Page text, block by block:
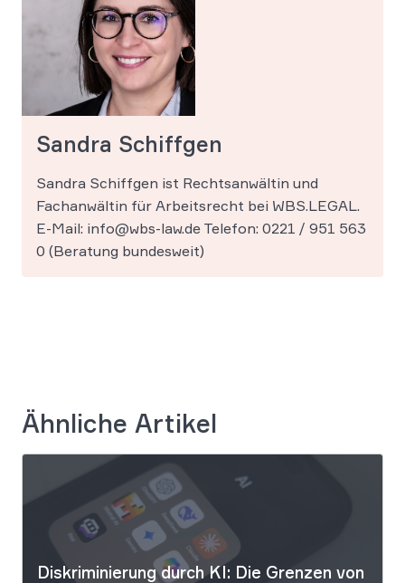
Sandra Schiffgen
Sandra Schiffgen ist Rechtsanwältin und
Fachanwältin für Arbeitsrecht bei WBS.LEGAL.
E-Mail: info@wbs-law.de Telefon: 0221 / 951 563
0 (Beratung bundesweit)
Ähnliche Artikel
Diskriminierung durch KI: Die Grenzen von